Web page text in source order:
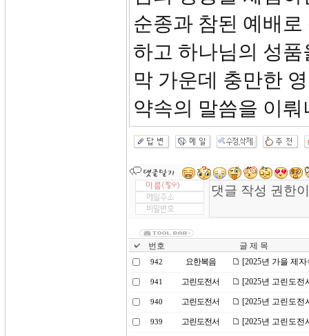
순종과 참된 예배
하고 하나님의 성
막 가운데 충만한
약속의 말씀을 이
번호 글 제 목
942 요한복음 [2025년 가을 제
941 고린도전서 [2025년 고린도전
940 고린도전서 [2025년 고린도전
939 고린도전서 [2025년 고린도전